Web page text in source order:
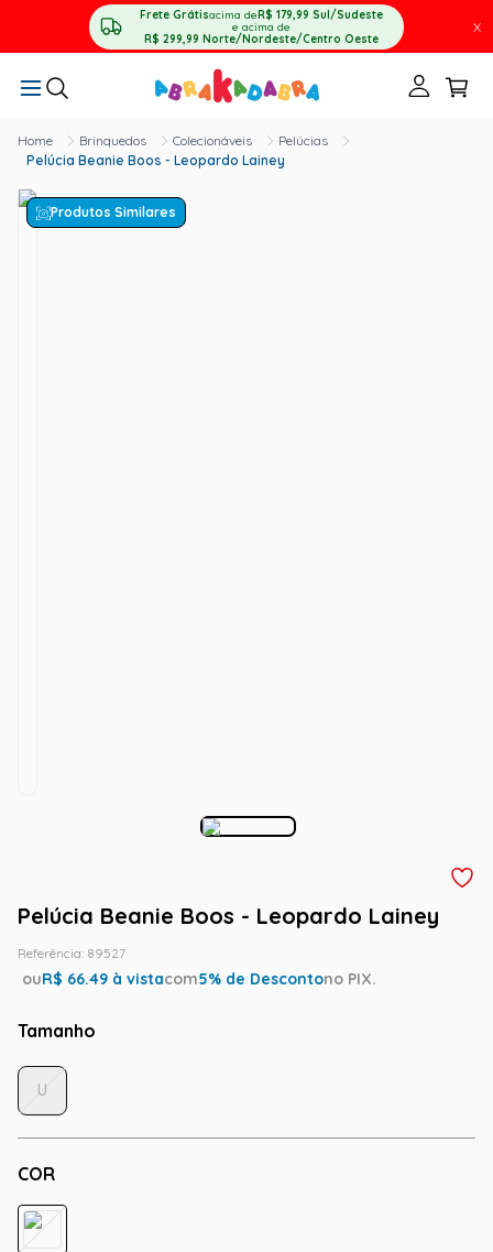
Frete Grátisacima deR$ 179,99 Sul/Sudeste
e acima de
R$ 299,99 Norte/Nordeste/Centro Oeste
X
Brinquedos Colecionáveis
Pelúcias
Pelúcia Beanie Boos - Leopardo Lainey
Produtos Similares
Pelúcia Beanie Boos - Leopardo Lainey
Referência: 89527
ouR$ 66.49 à vistacom5% de Descontono PIX.
Tamanho
COR
U